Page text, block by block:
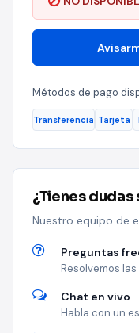
Métodos de pago
Transferencia Tarjeta
¿Tienes
Nuestro equipo de
Preguntas
Resolvemos
Chat en vivo
Habla con un